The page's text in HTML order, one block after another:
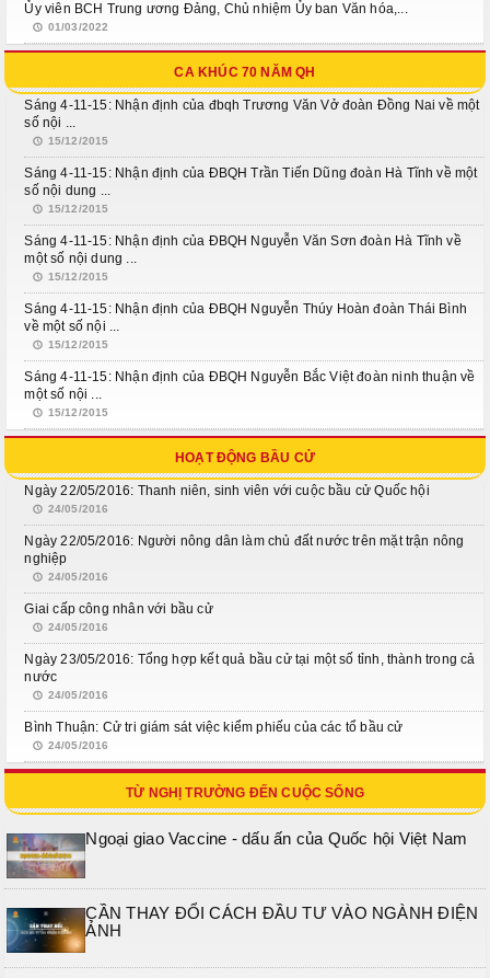
Ủy viên BCH Trung ương Đảng, Chủ nhiệm Ủy ban Văn hóa,...
01/03/2022
CA KHÚC 70 NĂM QH
Sáng 4-11-15: Nhận định của đbqh Trương Văn Vở đoàn Đồng Nai về một
số nội ...
15/12/2015
Sáng 4-11-15: Nhận định của ĐBQH Trần Tiến Dũng đoàn Hà Tĩnh về một
số nội dung ...
15/12/2015
Sáng 4-11-15: Nhận định của ĐBQH Nguyễn Văn Sơn đoàn Hà Tĩnh về
một số nội dung ...
15/12/2015
Sáng 4-11-15: Nhận định của ĐBQH Nguyễn Thúy Hoàn đoàn Thái Bình
về một số nội ...
15/12/2015
Sáng 4-11-15: Nhận định của ĐBQH Nguyễn Bắc Việt đoàn ninh thuận về
một số nội ...
15/12/2015
HOẠT ĐỘNG BẦU CỬ
Ngày 22/05/2016: Thanh niên, sinh viên với cuộc bầu cử Quốc hội
24/05/2016
Ngày 22/05/2016: Người nông dân làm chủ đất nước trên mặt trận nông
nghiệp
24/05/2016
Giai cấp công nhân với bầu cử
24/05/2016
Ngày 23/05/2016: Tổng hợp kết quả bầu cử tại một số tỉnh, thành trong cả
nước
24/05/2016
Bình Thuận: Cử tri giám sát việc kiểm phiếu của các tổ bầu cử
24/05/2016
TỪ NGHỊ TRƯỜNG ĐẾN CUỘC SỐNG
Ngoại giao Vaccine - dấu ấn của Quốc hội Việt Nam
CẦN THAY ĐỔI CÁCH ĐẦU TƯ VÀO NGÀNH ĐIỆN
ẢNH